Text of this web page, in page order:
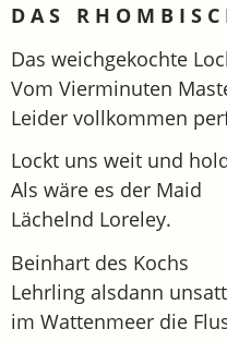
D A S R H O M B I S
Das weichgekochte
Vom Vierminuten
Leider vollkommen
Lockt uns weit und
Als wäre es der Maid
Lächelnd Loreley.
Beinhart des Kochs
Lehrling alsdann unsatt
im Wattenmeer die